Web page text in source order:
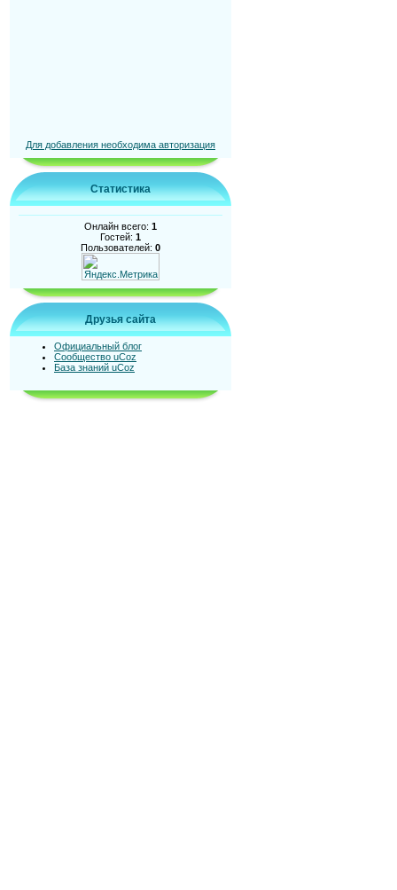
Для добавления необходима авторизация
Статистика
Онлайн всего: 1
Гостей: 1
Пользователей: 0
Друзья сайта
Официальный блог
Сообщество uCoz
База знаний uCoz